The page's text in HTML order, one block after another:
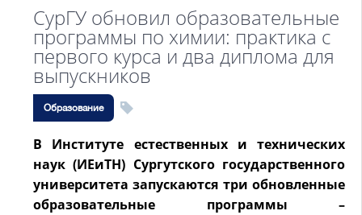
СурГУ обновил образовательные
программы по химии: практика с
первого курса и два диплома для
выпускников
Образование
В Институте естественных и технических
наук (ИЕиТН) Сургутского государственного
университета запускаются три обновленные
образовательные программы –